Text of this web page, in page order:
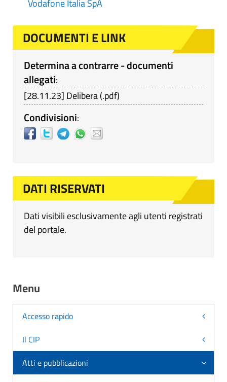
Vodafone Italia SpA
DOCUMENTI E LINK
Determina a contrarre - documenti
allegati:
[28.11.23] Delibera(.pdf)
Condivisioni:
DATI RISERVATI
Dati visibili esclusivamente agli utenti registrati
del portale.
Menu
Accesso rapido
Il CIP
Atti e pubblicazioni